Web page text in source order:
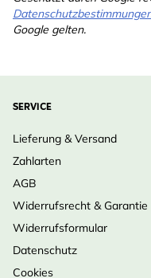
Unterstützung
Bewährte Vivara
Google gelten.
SERVICE
Lieferung & Versand
Zahlarten
AGB
Widerrufsrecht & Garantie
Widerrufsformular
Datenschutz
Cookies